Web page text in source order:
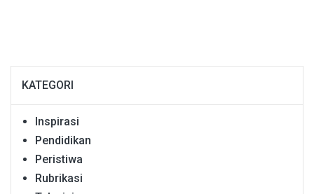
KATEGORI
Inspirasi
Pendidikan
Peristiwa
Rubrikasi